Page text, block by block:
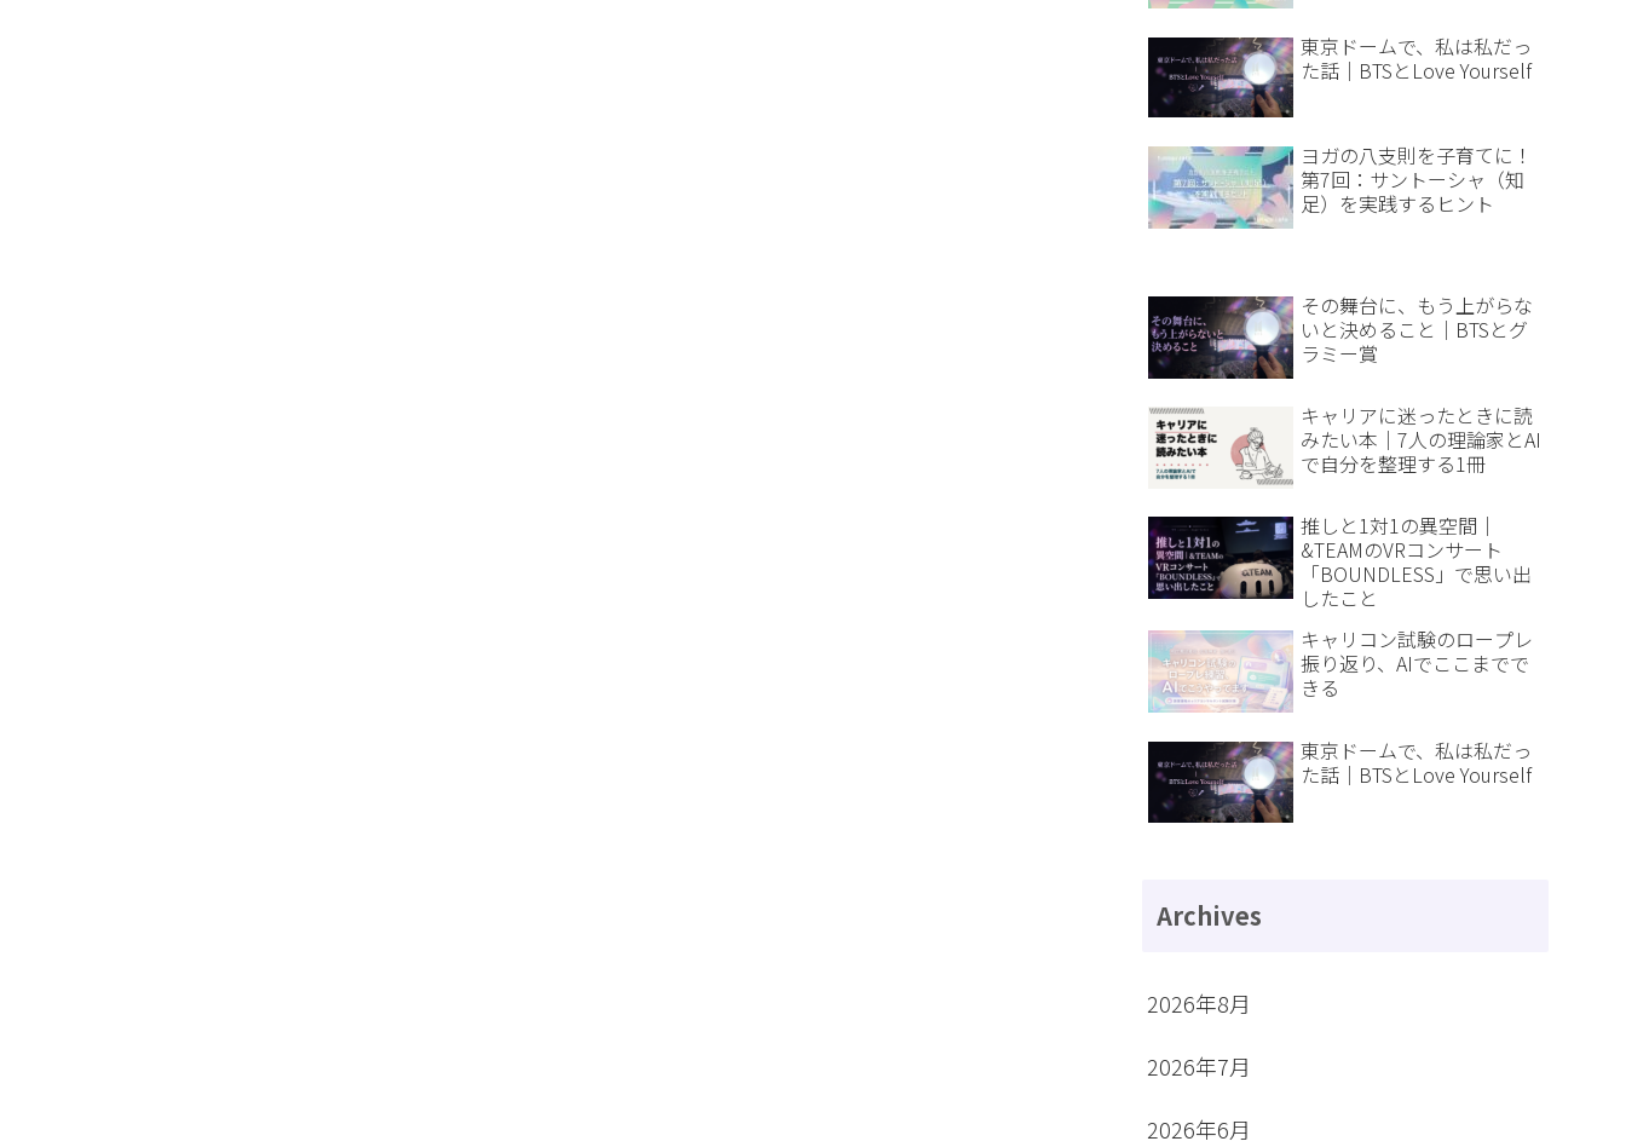
東京ドームで、私は私だっ
た話｜BTSとLove Yourself
ヨガの八支則を子育てに！
第7回：サントーシャ（知
足）を実践するヒント
その舞台に、もう上がらな
いと決めること｜BTSとグ
ラミー賞
キャリアに迷ったときに読
みたい本｜7人の理論家とAI
で自分を整理する1冊
推しと1対1の異空間｜
&TEAMのVRコンサート
「BOUNDLESS」で思い出
したこと
キャリコン試験のロープレ
振り返り、AIでここまでで
きる
東京ドームで、私は私だっ
た話｜BTSとLove Yourself
Archives
2026年8月
2026年7月
2026年6月